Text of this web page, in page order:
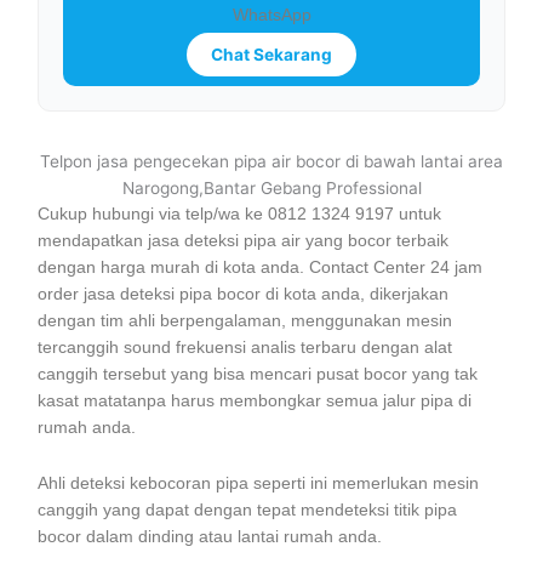
WhatsApp
Chat Sekarang
Telpon jasa pengecekan pipa air bocor di bawah lantai area
Narogong,Bantar Gebang Professional
Cukup hubungi via telp/wa ke 0812 1324 9197 untuk
mendapatkan jasa deteksi pipa air yang bocor terbaik
dengan harga murah di kota anda. Contact Center 24 jam
order jasa deteksi pipa bocor di kota anda, dikerjakan
dengan tim ahli berpengalaman, menggunakan mesin
tercanggih sound frekuensi analis terbaru dengan alat
canggih tersebut yang bisa mencari pusat bocor yang tak
kasat matatanpa harus membongkar semua jalur pipa di
rumah anda.
Ahli deteksi kebocoran pipa seperti ini memerlukan mesin
canggih yang dapat dengan tepat mendeteksi titik pipa
bocor dalam dinding atau lantai rumah anda.